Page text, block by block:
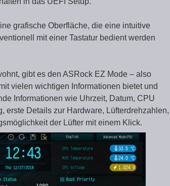
grafische Oberfläche, die eine intuitive
mit einer Tastatur bedient werden
gibt es den ASRock EZ Mode – also
vielen wichtigen Informationen bietet und
Informationen wie Uhrzeit, Datum, CPU
erste Details zur Hardware, Lüfterdrehzahlen,
der Lüfter mit einem Klick.